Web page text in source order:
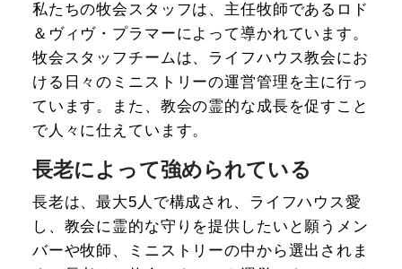
私たちの牧会スタッフは、主任牧師であるロド
＆ヴィヴ・プラマーによって導かれています。
牧会スタッフチームは、ライフハウス教会にお
ける日々のミニストリーの運営管理を主に行っ
ています。また、教会の霊的な成長を促すこと
で人々に仕えています。
長老によって強められている
長老は、最大5人で構成され、ライフハウス愛
し、教会に霊的な守りを提供したいと願うメン
バーや牧師、ミニストリーの中から選出されま